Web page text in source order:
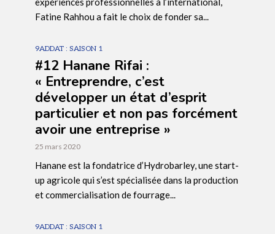
Fatine Rahhou a fait le choix de fonder sa...
9ADDAT : SAISON 1
#12 Hanane Rifai :
« Entreprendre, c’est
développer un état d’esprit
particulier et non pas forcément
avoir une entreprise »
25 mars 2020
Hanane est la fondatrice d’Hydrobarley, une start-
up agricole qui s’est spécialisée dans la production
et commercialisation de fourrage...
9ADDAT : SAISON 1